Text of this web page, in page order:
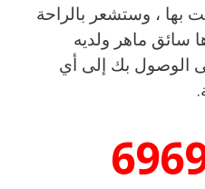
بها ، وستشعر بالراحة
سائق ماهر ولديه
الوصول بك إلى أي